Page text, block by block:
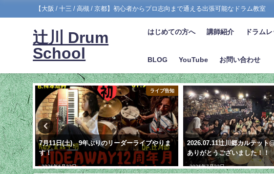
【大阪 / 十三 / 高槻 / 京都】初心者からプロ志向まで通える出張可能なドラム教室
辻川 Drum
School
はじめての方へ 講師紹介 ドラム
BLOG YouTube お問い合わせ
ダイアリー
ツアー
ライブ告知
7月11日(土)、9年ぶりのリーダーライブやりま
す！
2026年6月22日
2026.07.11辻川郷カルテット
ありがとうございました！！
2026年7月22日